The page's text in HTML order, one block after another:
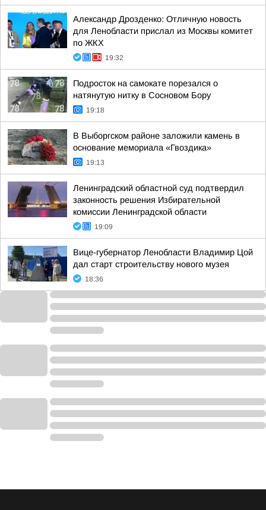
Александр Дрозденко: Отличную новость
для Ленобласти прислал из Москвы комитет
по ЖКХ
19:32
Подросток на самокате порезался о
натянутую нитку в Сосновом Бору
19:18
В Выборгском районе заложили камень в
основание мемориала «Гвоздика»
19:13
Ленинградский областной суд подтвердил
законность решения Избирательной
комиссии Ленинградской области
19:09
Вице-губернатор Ленобласти Владимир Цой
дал старт строительству нового музея
18:36